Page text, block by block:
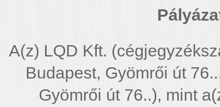
A(z) LQD Kft.
Budapest, Gyömrői út
Gyömrői út 76..), mint